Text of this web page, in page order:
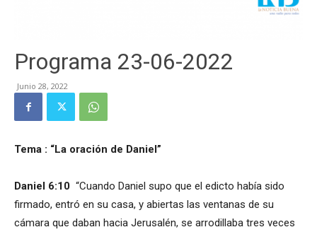
Programa 23-06-2022
Junio 28, 2022
Tema : “La oración de Daniel”
Daniel 6:10 “Cuando Daniel supo que el edicto había sido
firmado, entró en su casa, y abiertas las ventanas de su
cámara que daban hacia Jerusalén, se arrodillaba tres veces